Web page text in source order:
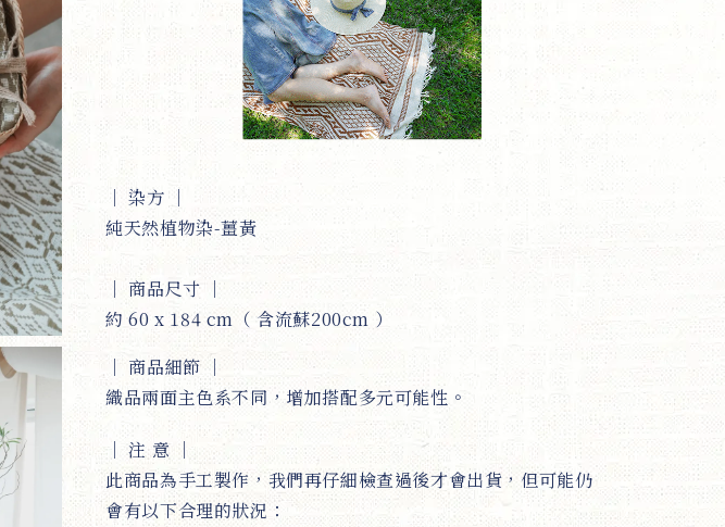
｜ 染方 ｜
純天然植物染-薑黃
｜ 商品尺寸 ｜
約 60 x 184 cm（ 含流蘇200cm ）
｜ 商品細節 ｜
織品兩面主色系不同，增加搭配多元可能性。
｜ 注 意 ｜
此商品為手工製作，我們再仔細檢查過後才會出貨，但可能仍
會有以下合理的狀況：